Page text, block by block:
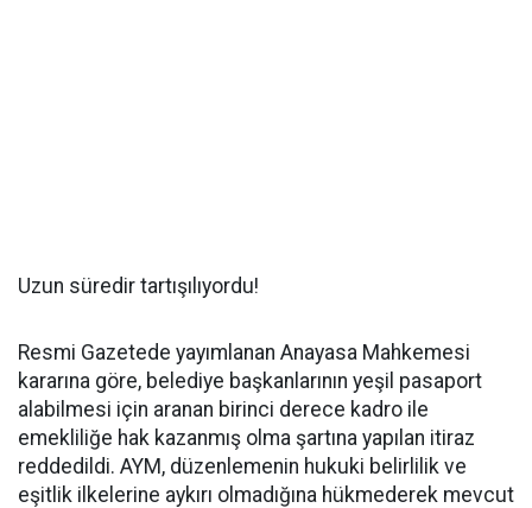
Uzun süredir tartışılıyordu!
Resmi Gazetede yayımlanan Anayasa Mahkemesi
kararına göre, belediye başkanlarının yeşil pasaport
alabilmesi için aranan birinci derece kadro ile
emekliliğe hak kazanmış olma şartına yapılan itiraz
reddedildi. AYM, düzenlemenin hukuki belirlilik ve
eşitlik ilkelerine aykırı olmadığına hükmederek mevcut